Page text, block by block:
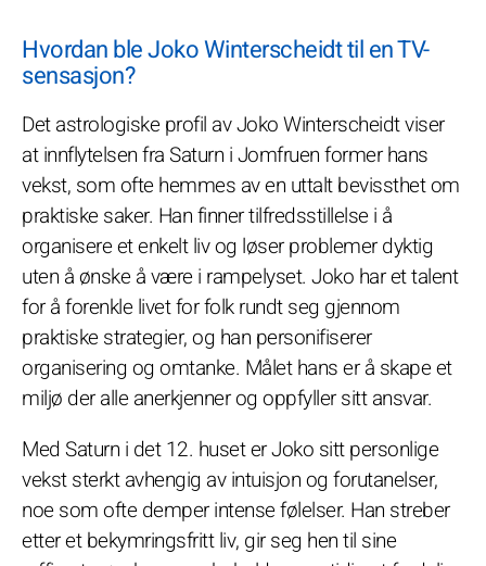
Hvordan ble Joko Winterscheidt til en TV-
sensasjon?
Det astrologiske profil av Joko Winterscheidt viser
at innflytelsen fra Saturn i Jomfruen former hans
vekst, som ofte hemmes av en uttalt bevissthet om
praktiske saker. Han finner tilfredsstillelse i å
organisere et enkelt liv og løser problemer dyktig
uten å ønske å være i rampelyset. Joko har et talent
for å forenkle livet for folk rundt seg gjennom
praktiske strategier, og han personifiserer
organisering og omtanke. Målet hans er å skape et
miljø der alle anerkjenner og oppfyller sitt ansvar.
Med Saturn i det 12. huset er Joko sitt personlige
vekst sterkt avhengig av intuisjon og forutanelser,
noe som ofte demper intense følelser. Han streber
etter et bekymringsfritt liv, gir seg hen til sine